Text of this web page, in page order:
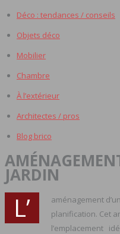
Déco : tendances / conseils
Objets déco
Mobilier
Chambre
À l’extérieur
Architectes / pros
Blog brico
JARDIN
L’
aménagement
planification. Cet
l’emplacement